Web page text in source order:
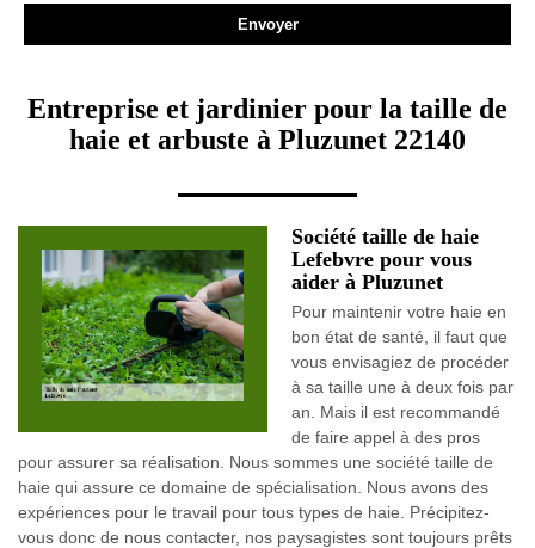
Entreprise et jardinier pour la taille de
haie et arbuste à Pluzunet 22140
Société taille de haie
Lefebvre pour vous
aider à Pluzunet
Pour maintenir votre haie en
bon état de santé, il faut que
vous envisagiez de procéder
à sa taille une à deux fois par
an. Mais il est recommandé
de faire appel à des pros
pour assurer sa réalisation. Nous sommes une société taille de
haie qui assure ce domaine de spécialisation. Nous avons des
expériences pour le travail pour tous types de haie. Précipitez-
vous donc de nous contacter, nos paysagistes sont toujours prêts